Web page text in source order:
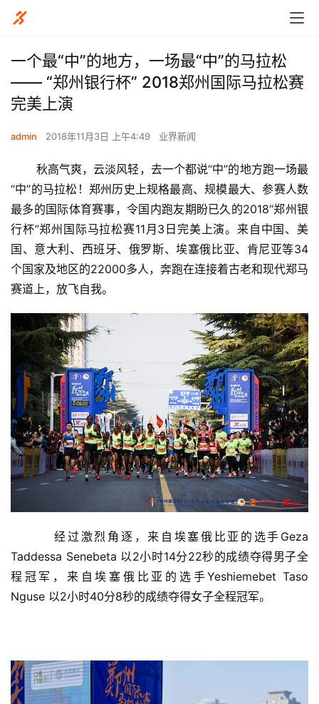
一个最“中”的地方，一场最“中”的马拉松
—— “郑州银行杯” 2018郑州国际马拉松赛
完美上演
admin 2018年11月3日 上午4:49 业界新闻
秋高气爽，云淡风轻，去一个都说“中”的地方跑一场最
“中”的马拉松！郑州历史上规格最高、规模最大、参赛人数
最多的国际体育赛事，令国内跑友期盼已久的2018“郑州银
行杯”郑州国际马拉松赛11月3日完美上演。来自中国、美
国、意大利、西班牙、俄罗斯、埃塞俄比亚、肯尼亚等34
个国家及地区的22000多人，奔跑在连接着古老和现代郑马
赛道上，放飞自我。
经过激烈角逐，来自埃塞俄比亚的选手Geza
Taddessa Senebeta 以2小时14分22秒的成绩夺得男子全
程冠军，来自埃塞俄比亚的选手Yeshiemebet Taso
Nguse 以2小时40分8秒的成绩夺得女子全程冠军。